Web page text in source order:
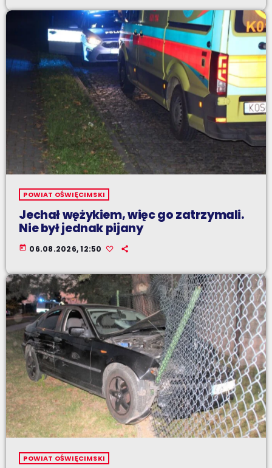
POWIAT OŚWIĘCIMSKI
Jechał wężykiem, więc go zatrzymali.
Nie był jednak pijany
today 06.08.2026, 12:50
POWIAT OŚWIĘCIMSKI